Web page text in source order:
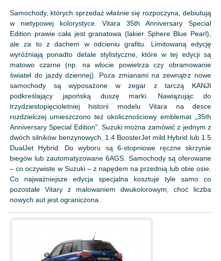
Samochody, których sprzedaż właśnie się rozpoczyna, debiutują
w nietypowej kolorystyce. Vitara 35th Anniversary Special
Edition prawie cała jest granatowa (lakier Sphere Blue Pearl),
ale za to z dachem w odcieniu grafitu. Limitowaną edycję
wyróżniają ponadto detale stylistyczne, które w tej edycji są
matowo czarne (np. na wlocie powietrza czy obramowanie
świateł do jazdy dziennej). Poza zmianami na zewnątrz nowe
samochody są wyposażone w zegar z tarczą KANJI
podkreślający japońską duszę marki. Nawiązując do
trzydziestopięcioletniej historii modelu Vitara na desce
rozdzielczej umieszczono też okolicznościowy emblemat „35th
Anniversary Special Edition”. Suzuki można zamówić z jednym z
dwóch silników benzynowych, 1.4 BoosterJet mild Hybrid lub 1.5
DualJet Hybrid. Do wyboru są 6-stopniowe ręczne skrzynie
biegów lub zautomatyzowane 6AGS. Samochody są oferowane
– co oczywiste w Suzuki – z napędem na przednią lub obie osie.
Co najważniejsze edycja specjalna kosztuje tyle samo co
pozostałe Vitary z malowaniem dwukolorowym, choć liczba
nowych aut jest ograniczona.